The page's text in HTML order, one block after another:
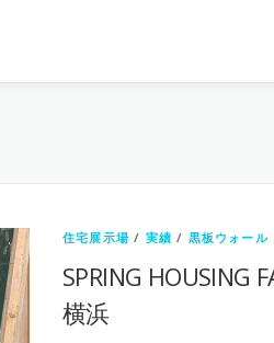
住宅展示場 / 実績 / 黒板ウォール
SPRING HOUSING
横浜